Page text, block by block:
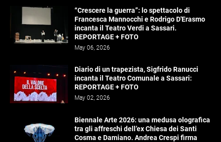
“Crescere la guerra”: lo spettacolo di
Francesca Mannocchi e Rodrigo D'Erasmo
incanta il Teatro Verdi a Sassari.
REPORTAGE + FOTO
May 06, 2026
Diario di un trapezista, Sigfrido Ranucci
incanta il Teatro Comunale a Sassari:
REPORTAGE + FOTO
May 02, 2026
Biennale Arte 2026: una medusa olografica
tra gli affreschi dell’ex Chiesa dei Santi
Cosma e Damiano. Andrea Crespi firma